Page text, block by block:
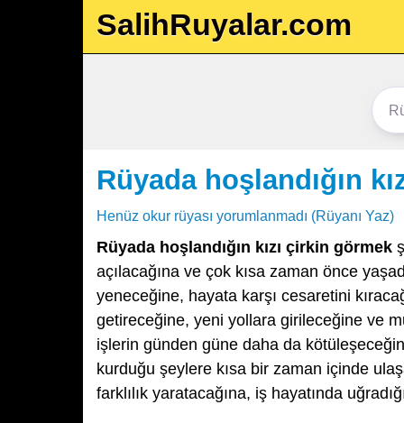
SalihRuyalar.com
Rüyada hoşlandığın
Henüz okur rüyası yorumlanmadı (Rüyanı Yaz)
Rüyada hoşlandığın kızı çirkin görmek
açılacağına ve çok kısa zaman önce
yeneceğine, hayata karşı cesaretini
getireceğine, yeni yollara girileceğine ve
işlerin günden güne daha da
kurduğu şeylere kısa bir zaman içinde
farklılık yaratacağına, iş hayatında